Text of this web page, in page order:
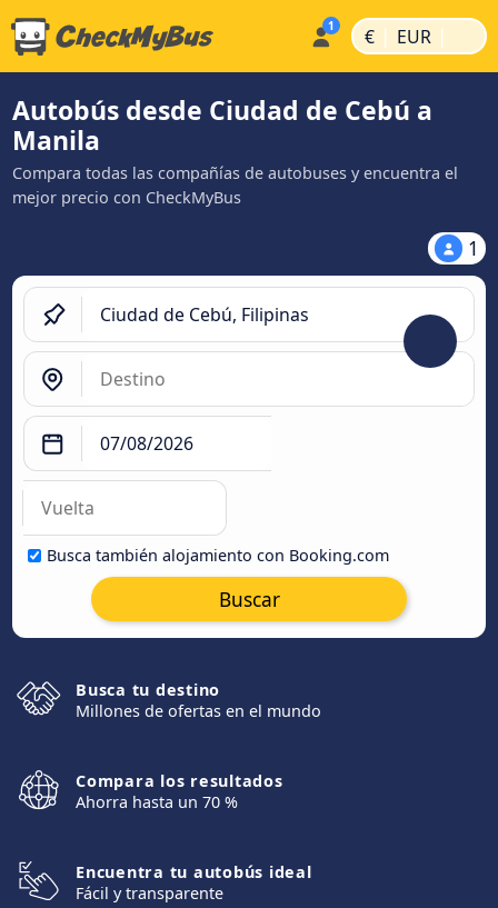
€ | EUR |
Autobús desde Ciudad de Cebú a
Manila
Compara todas las compañías de autobuses y encuentra el
mejor precio con CheckMyBus
1
Busca también alojamiento con Booking.com
Buscar
Busca tu destino
Millones de ofertas en el mundo
Compara los resultados
Ahorra hasta un 70 %
Encuentra tu autobús ideal
Fácil y transparente